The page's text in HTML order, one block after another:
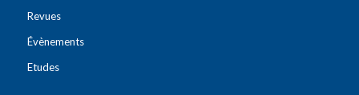
Revues
Évènements
Etudes